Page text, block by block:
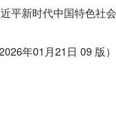
平新时代中国特色社
年01月21日 09 版）